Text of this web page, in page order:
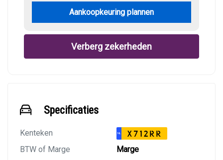
Aankoopkeuring plannen
Verberg zekerheden
Specificaties
Kenteken NL X712RR
BTW of Marge
Marge